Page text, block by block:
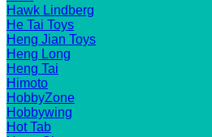
Hawk Lindberg
He Tai Toys
Heng Jian Toys
Heng Long
Heng Tai
Himoto
HobbyZone
Hobbywing
Hot Tab